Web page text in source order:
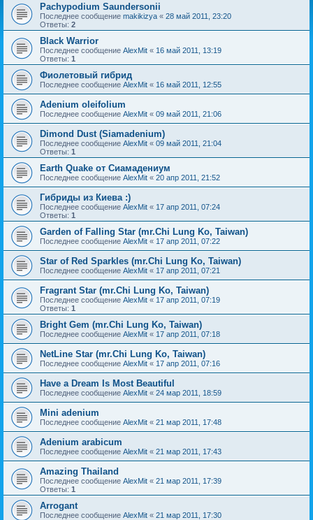
Pachypodium Saundersonii
Последнее сообщение makikizya « 28 май 2011, 23:20
Ответы: 2
Black Warrior
Последнее сообщение AlexMit « 16 май 2011, 13:19
Ответы: 1
Фиолетовый гибрид
Последнее сообщение AlexMit « 16 май 2011, 12:55
Adenium oleifolium
Последнее сообщение AlexMit « 09 май 2011, 21:06
Dimond Dust (Siamadenium)
Последнее сообщение AlexMit « 09 май 2011, 21:04
Ответы: 1
Earth Quake от Сиамадениум
Последнее сообщение AlexMit « 20 апр 2011, 21:52
Гибриды из Киева :)
Последнее сообщение AlexMit « 17 апр 2011, 07:24
Ответы: 1
Garden of Falling Star (mr.Chi Lung Ko, Taiwan)
Последнее сообщение AlexMit « 17 апр 2011, 07:22
Star of Red Sparkles (mr.Chi Lung Ko, Taiwan)
Последнее сообщение AlexMit « 17 апр 2011, 07:21
Fragrant Star (mr.Chi Lung Ko, Taiwan)
Последнее сообщение AlexMit « 17 апр 2011, 07:19
Ответы: 1
Bright Gem (mr.Chi Lung Ko, Taiwan)
Последнее сообщение AlexMit « 17 апр 2011, 07:18
NetLine Star (mr.Chi Lung Ko, Taiwan)
Последнее сообщение AlexMit « 17 апр 2011, 07:16
Have a Dream Is Most Beautiful
Последнее сообщение AlexMit « 24 мар 2011, 18:59
Mini adenium
Последнее сообщение AlexMit « 21 мар 2011, 17:48
Adenium arabicum
Последнее сообщение AlexMit « 21 мар 2011, 17:43
Amazing Thailand
Последнее сообщение AlexMit « 21 мар 2011, 17:39
Ответы: 1
Arrogant
Последнее сообщение AlexMit « 21 мар 2011, 17:30